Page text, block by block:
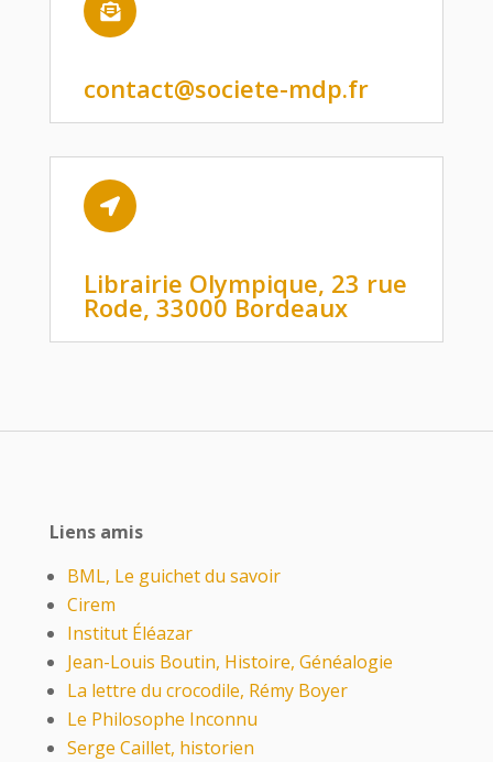

contact@societe-mdp.fr

Librairie Olympique, 23 rue
Rode, 33000 Bordeaux
Liens amis
BML, Le guichet du savoir
Cirem
Institut Éléazar
Jean-Louis Boutin, Histoire, Généalogie
La lettre du crocodile, Rémy Boyer
Le Philosophe Inconnu
Serge Caillet, historien